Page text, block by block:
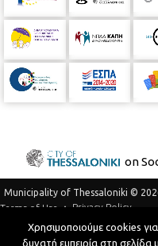
on
Municipality of Thessaloniki ©
Terms of Use
Privacy Policy
Telephone Catalog
Χρησιμοποιούμε cookies
δυνατή εμπειρία στη σελίδα